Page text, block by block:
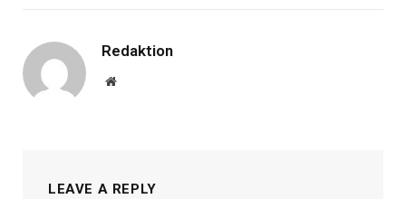
Redaktion
Website
LEAVE A REPLY